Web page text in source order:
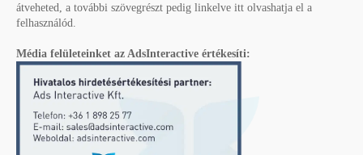
átveheted, a további szövegrészt pedig linkelve itt olvashatja el a
felhasználód.
Média felületeinket az AdsInteractive értékesíti: